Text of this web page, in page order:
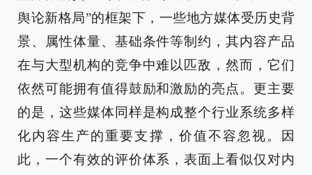
舆论新格局”的框架下，一些地方媒体受历史背
景、属性体量、基础条件等制约，其内容产品
在与大型机构的竞争中难以匹敌，然而，它们
依然可能拥有值得鼓励和激励的亮点。更主要
的是，这些媒体同样是构成整个行业系统多样
化内容生产的重要支撑，价值不容忽视。因
此，一个有效的评价体系，表面上看似仅对内